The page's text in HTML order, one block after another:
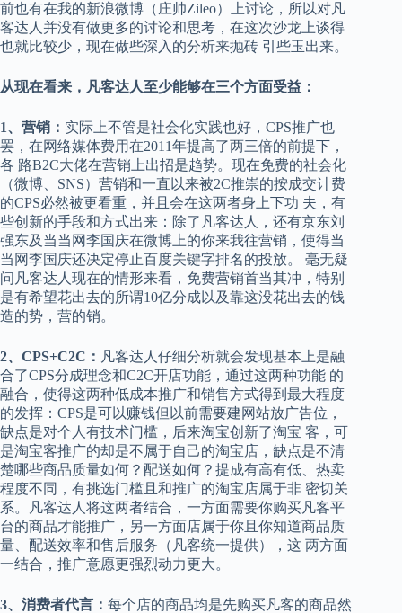
前也有在我的新浪微博（庄帅Zileo）上讨论，所以对凡
客达人并没有做更多的讨论和思考，在这次沙龙上谈得
也就比较少，现在做些深入的分析来抛砖 引些玉出来。
从现在看来，凡客达人至少能够在三个方面受益：
1、营销： 实际上不管是社会化实践也好，CPS推广也
罢，在网络媒体费用在2011年提高了两三倍的前提下，
各 路B2C大佬在营销上出招是趋势。现在免费的社会化
（微博、SNS）营销和一直以来被2C推崇的按成交计费
的CPS必然被更看重，并且会在这两者身上下功 夫，有
些创新的手段和方式出来：除了凡客达人，还有京东刘
强东及当当网李国庆在微博上的你来我往营销，使得当
当网李国庆还决定停止百度关键字排名的投放。 毫无疑
问凡客达人现在的情形来看，免费营销首当其冲，特别
是有希望花出去的所谓10亿分成以及靠这没花出去的钱
造的势，营的销。
2、CPS+C2C： 凡客达人仔细分析就会发现基本上是融
合了CPS分成理念和C2C开店功能，通过这两种功能 的
融合，使得这两种低成本推广和销售方式得到最大程度
的发挥：CPS是可以赚钱但以前需要建网站放广告位，
缺点是对个人有技术门槛，后来淘宝创新了淘宝 客，可
是淘宝客推广的却是不属于自己的淘宝店，缺点是不清
楚哪些商品质量如何？配送如何？提成有高有低、热卖
程度不同，有挑选门槛且和推广的淘宝店属于非 密切关
系。凡客达人将这两者结合，一方面需要你购买凡客平
台的商品才能推广，另一方面店属于你且你知道商品质
量、配送效率和售后服务（凡客统一提供），这 两方面
一结合，推广意愿更强烈动力更大。
3、消费者代言： 每个店的商品均是先购买凡客的商品然